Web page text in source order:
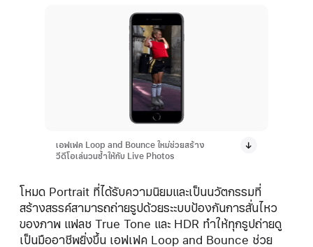
เอฟเฟค Loop and Bounce ใหม่ช่วยสร้าง
วีดีโอเล่นวนซ้ำให้กับ Live Photos
โหมด Portrait ที่ได้รับความนิยมและเป็นนวัตกรรมที่
สร้างสรรค์สามารถถ่ายรูปด้วยระะบบป้องกันการสั่นไหว
ของภาพ แฟลช True Tone และ HDR ทำให้ทุกรูปถ่ายดู
เป็นมืออาชีพยิ่งขึ้น เอฟเฟค Loop and Bounce ช่วย